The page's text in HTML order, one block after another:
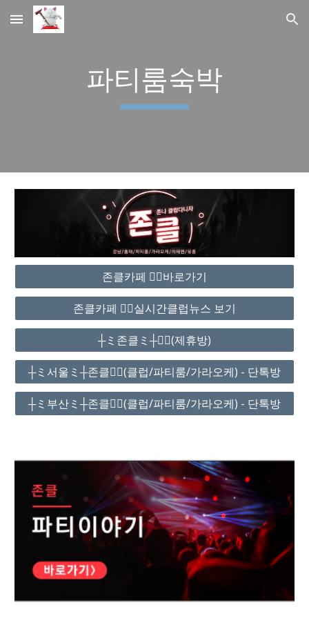
Skip to main content Skip to navigation
파티룸숙박
존클카페 ❤️‍🔥바로가기
존클카페 ❤️‍🔥실시간클럽뉴스 보기
┼ミ존클ミ┼❤️‍🔥(제휴방)
┼ミ서울ミ┼존클❤️‍🔥(클럽/파티룸/가라오케) - 단톡방
┼ミ부산ミ┼존클❤️‍🔥(클럽/파티룸/가라오케) - 단톡방